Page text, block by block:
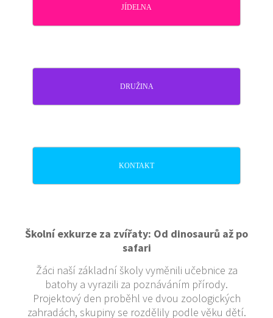
JÍDELNA
DRUŽINA
KONTAKT
Školní exkurze za zvířaty: Od dinosaurů až po
safari
Žáci naší základní školy vyměnili učebnice za
batohy a vyrazili za poznáváním přírody.
Projektový den proběhl ve dvou zoologických
zahradách, skupiny se rozdělily podle věku dětí.